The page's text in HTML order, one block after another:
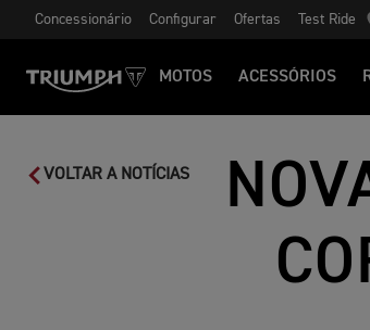
Concessionário Configurar Ofertas Test Ride
MOTOS ACESSÓRIOS
VOLTAR A NOTÍCIAS